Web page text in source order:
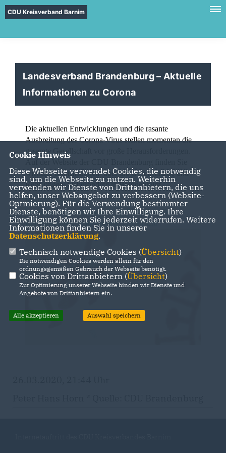
CDU Kreisverband Barnim
Landesverband Brandenburg – Aktuelle
Informationen zu Corona
Die aktuellen Entwicklungen und die rasante
Ausbreitung des Corona-Virus stellen momentan die
gesamte Gesellschaft vor große Herausforderungen.
wichtige Informationen über die Geschehnisse und
Regelungen, insbesondere in Brandenburg.
https://www.cdu-
brandenburg.de/lokalas_1_1_726_Aktuelle-
Informationen-zum-Corona-Virus.html
Cookie Hinweis
Diese Webseite verwendet Cookies, die notwendig
sind, um die Webseite zu nutzen. Weiterhin
verwenden wir Dienste von Drittanbietern, die uns
helfen, unser Webangebot zu verbessern (Website-
Optmierung). Für die Verwendung bestimmter
Dienste, benötigen wir Ihre Einwilligung. Ihre
Einwilligung können Sie jederzeit widerrufen. Weitere
Informationen finden Sie in unserer
Datenschutzerklärung.
Technisch notwendige Cookies (Übersicht)
Die notwendigen Cookies werden allein für den
ordnungsgemäßen Gebrauch der Webseite benötigt.
Cookies von Drittanbietern (Übersicht)
Zur Optimierung unserer Webseite binden wir Dienste und
Angebote von Drittanbietern ein.
Alle akzeptieren Auswahl speichern